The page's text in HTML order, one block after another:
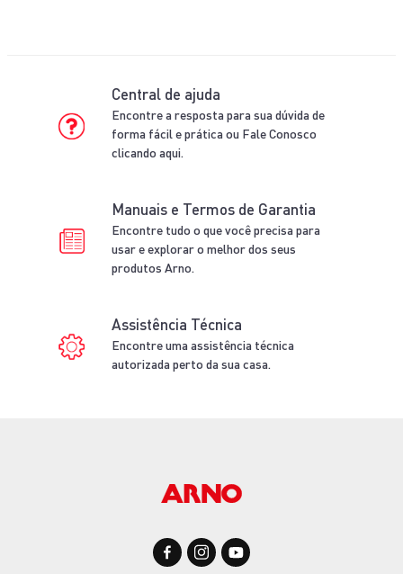
Central de ajuda
Encontre a resposta para sua dúvida de
forma fácil e prática ou Fale Conosco
clicando aqui.
Manuais e Termos de Garantia
Encontre tudo o que você precisa para
usar e explorar o melhor dos seus
produtos Arno.
Assistência Técnica
Encontre uma assistência técnica
autorizada perto da sua casa.